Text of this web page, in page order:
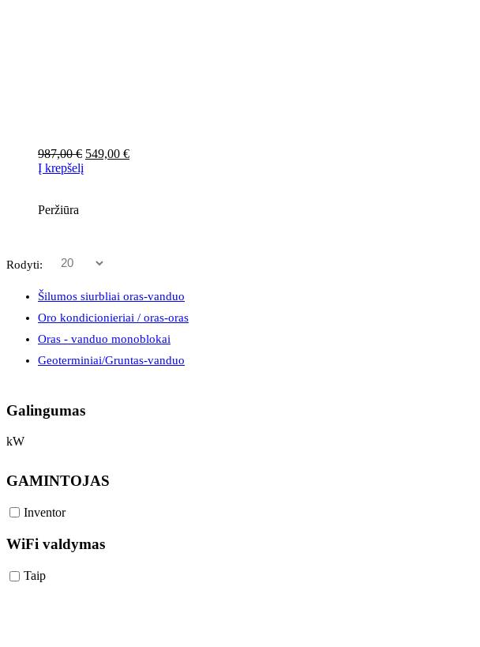
987,00€ Original
549,00 €Current
Į krepšelį
Peržiūra
Rodyti:
Šilumos siurbliai oras-vanduo
Oro kondicionieriai / oras-oras
Oras - vanduo monoblokai
Geoterminiai/Gruntas-vanduo
Galingumas
kW
GAMINTOJAS
Inventor
WiFi valdymas
Taip